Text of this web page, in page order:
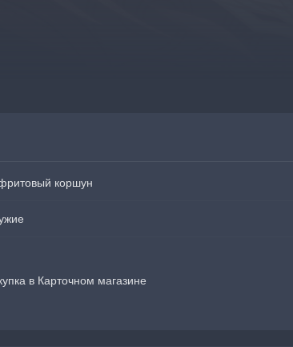
коршун
в Карточном магазине